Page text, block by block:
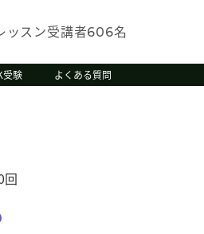
ッスン受講者606名
受験 よくある質問
回